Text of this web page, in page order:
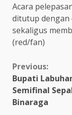
Acara
ditutup dengan
sekaligus
(red/fan)
Continue
Reading
Previous:
Bupati
Semifinal
Binaraga